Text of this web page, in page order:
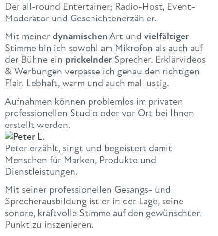
Der all-round Entertainer; Radio-Host, Event-
Moderator und Geschichtenerzähler.
Mit meiner dynamischen Art und vielfältiger
Stimme bin ich sowohl am Mikrofon als auch auf
der Bühne ein prickelnder Sprecher. Erklärvideos
& Werbungen verpasse ich genau den richtigen
Flair. Lebhaft, warm und auch mal lustig.
Aufnahmen können problemlos im privaten
professionellen Studio oder vor Ort bei Ihnen
erstellt werden.
Peter erzählt, singt und begeistert damit
Menschen für Marken, Produkte und
Dienstleistungen.
Mit seiner professionellen Gesangs- und
Sprecherausbildung ist er in der Lage, seine
sonore, kraftvolle Stimme auf den gewünschten
Punkt zu inszenieren.